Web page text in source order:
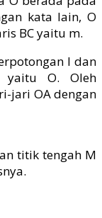
kata lain, O
BC yaitu m.
l dan
yaitu O. Oleh
jari OA dengan
titik tengah M